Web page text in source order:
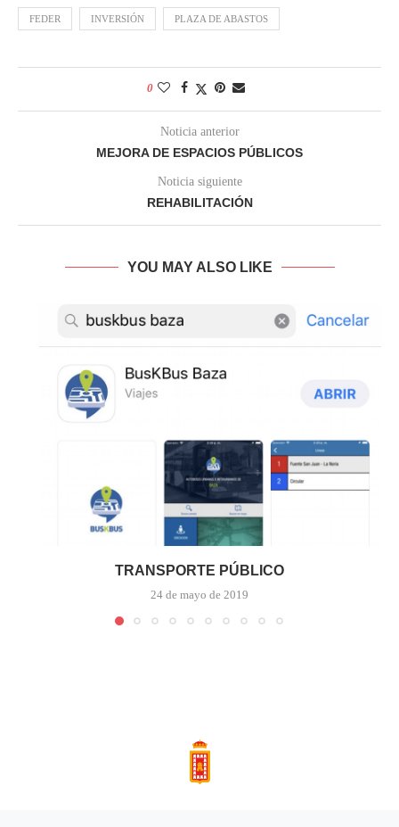
FEDER INVERSIÓN PLAZA DE ABASTOS
0
Noticia anterior
MEJORA DE ESPACIOS PÚBLICOS
Noticia siguiente
REHABILITACIÓN
YOU MAY ALSO LIKE
TRANSPORTE PÚBLICO
24 de mayo de 2019